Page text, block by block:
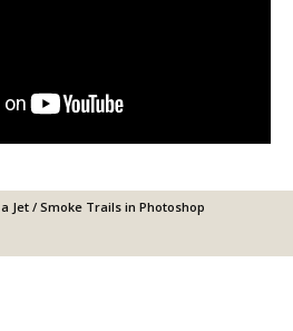
Jet / Smoke Trails in Photoshop